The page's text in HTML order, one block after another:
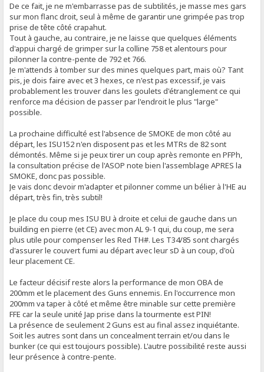
De ce fait, je ne m'embarrasse pas de subtilités, je masse mes gars
sur mon flanc droit, seul à même de garantir une grimpée pas trop
prise de tête côté crapahut.
Tout à gauche, au contraire, je ne laisse que quelques éléments
d'appui chargé de grimper sur la colline 758 et alentours pour
pilonner la contre-pente de 792 et 766.
Je m'attends à tomber sur des mines quelques part, mais où? Tant
pis, je dois faire avec et 3 hexes, ce n'est pas excessif, je vais
probablement les trouver dans les goulets d'étranglement ce qui
renforce ma décision de passer par l'endroit le plus "large"
possible.
La prochaine difficulté est l'absence de SMOKE de mon côté au
départ, les ISU152 n'en disposent pas et les MTRs de 82 sont
démontés. Même si je peux tirer un coup après remonte en PFPh,
la consultation précise de l'ASOP note bien l'assemblage APRES la
SMOKE, donc pas possible.
Je vais donc devoir m'adapter et pilonner comme un bélier à l'HE au
départ, très fin, très subtil!
Je place du coup mes ISU BU à droite et celui de gauche dans un
building en pierre (et CE) avec mon AL 9-1 qui, du coup, me sera
plus utile pour compenser les Red TH#. Les T34/85 sont chargés
d'assurer le couvert fumi au départ avec leur sD à un coup, d'où
leur placement CE.
Le facteur décisif reste alors la performance de mon OBA de
200mm et le placement des Guns ennemis. En l'occurrence mon
200mm va taper à côté et même être minable sur cette première
FFE car la seule unité Jap prise dans la tourmente est PIN!
La présence de seulement 2 Guns est au final assez inquiétante.
Soit les autres sont dans un concealment terrain et/ou dans le
bunker (ce qui est toujours possible). L'autre possibilité reste aussi
leur présence à contre-pente.